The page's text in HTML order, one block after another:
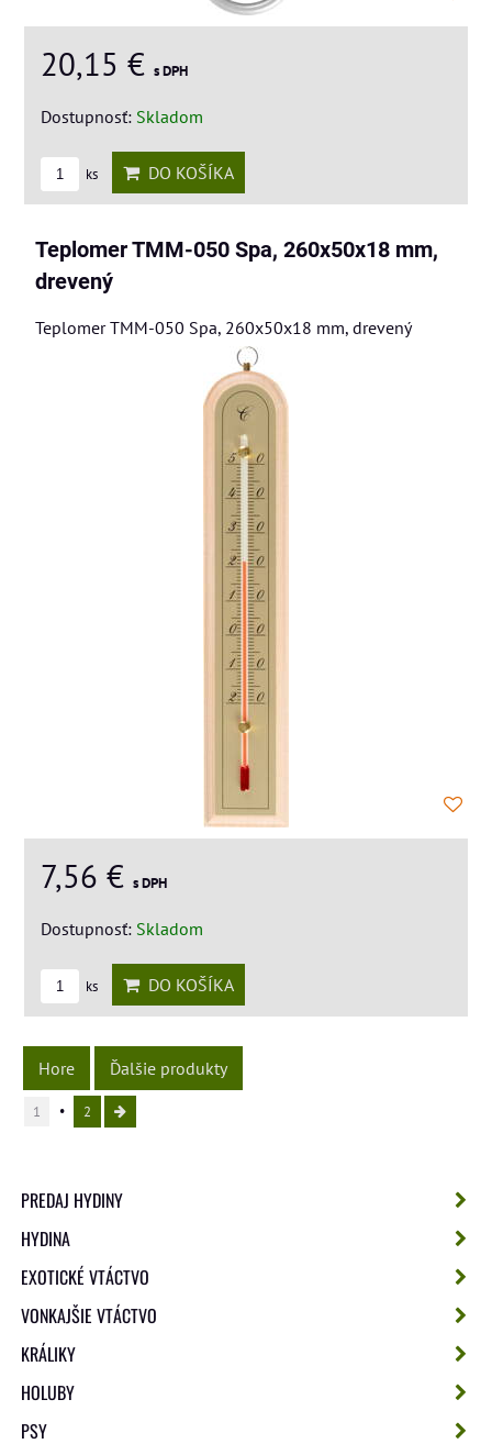
20,15 € s DPH
Dostupnosť: Skladom
ks DO KOŠÍKA
Teplomer TMM-050 Spa, 260x50x18 mm,
drevený
Teplomer TMM-050 Spa, 260x50x18 mm, drevený
7,56 € s DPH
Dostupnosť: Skladom
ks DO KOŠÍKA
Hore Ďalšie produkty
1 2
PREDAJ HYDINY
HYDINA
EXOTICKÉ VTÁCTVO
VONKAJŠIE VTÁCTVO
KRÁLIKY
HOLUBY
PSY